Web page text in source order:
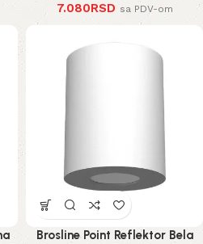
7.080RSD sa PDV-om
Brosline Point Reflektor Bela